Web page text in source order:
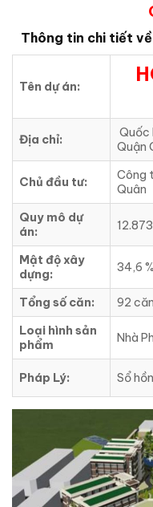
Thông tin chi tiết
Tên dự án:
Địa chỉ:
Quốc
Quận
Chủ đầu tư:
Công
Quân
Quy mô dự
án:
Mật độ xây
dựng:
34,6 %
Tổng số căn:
92 căn
Loại hình sản
phẩm
Nhà
Pháp Lý: Sổ